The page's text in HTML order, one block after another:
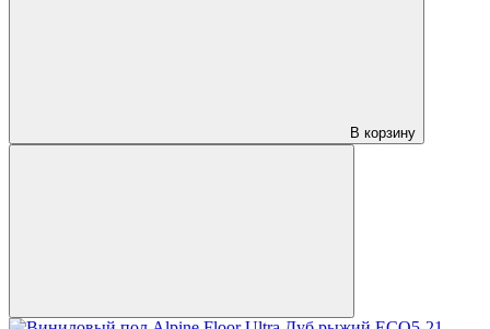
В корзину